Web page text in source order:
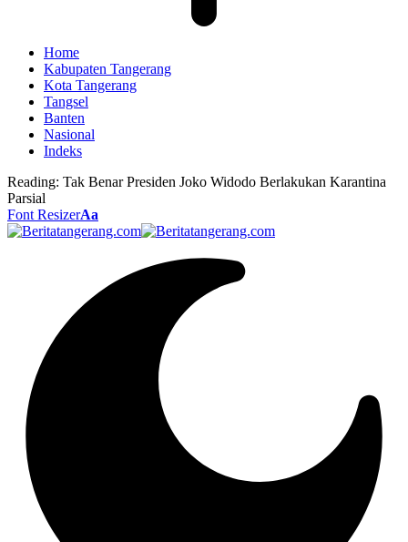
Home
Kabupaten Tangerang
Kota Tangerang
Tangsel
Banten
Nasional
Indeks
Reading: Tak Benar Presiden Joko Widodo Berlakukan Karantina
Parsial
Font ResizerAa